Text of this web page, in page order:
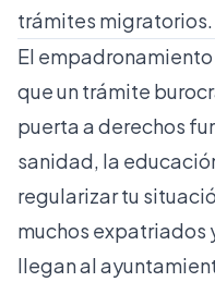
trámites migratorios.
El empadronamiento
que un trámite
puerta a derechos
sanidad, la
regularizar tu
muchos expatriados
llegan al